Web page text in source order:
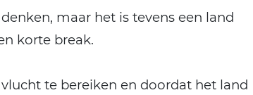
maar het is tevens een land
korte break.
te bereiken en doordat het land